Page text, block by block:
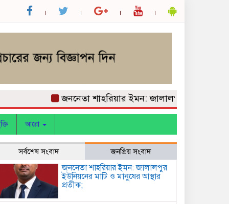
জননেতা শাহরিয়ার ইমন: জালালপুর ইউনিয়নের মাটি
আরো
সর্বশেষ সংবাদ জনপ্রিয় সংবাদ
জননেতা শাহরিয়ার ইমন: জালালপুর
ইউনিয়নের মাটি ও মানুষের আস্থার
প্রতীক;